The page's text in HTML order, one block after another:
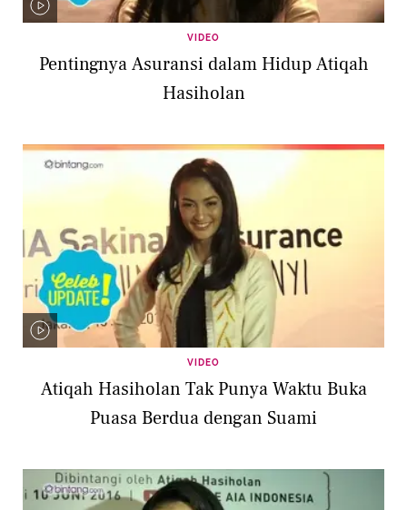
VIDEO
Pentingnya Asuransi dalam Hidup Atiqah
Hasiholan
VIDEO
Atiqah Hasiholan Tak Punya Waktu Buka
Puasa Berdua dengan Suami